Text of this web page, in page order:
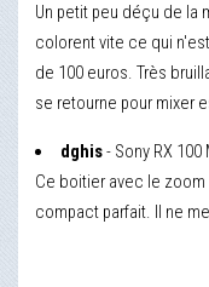
Un petit peu déçu de la
colorent vite ce qui
de 100 euros. Très
se retourne pour mixer
dghis- Sony RX 100
Ce boitier avec le zoom
compact parfait. Il ne